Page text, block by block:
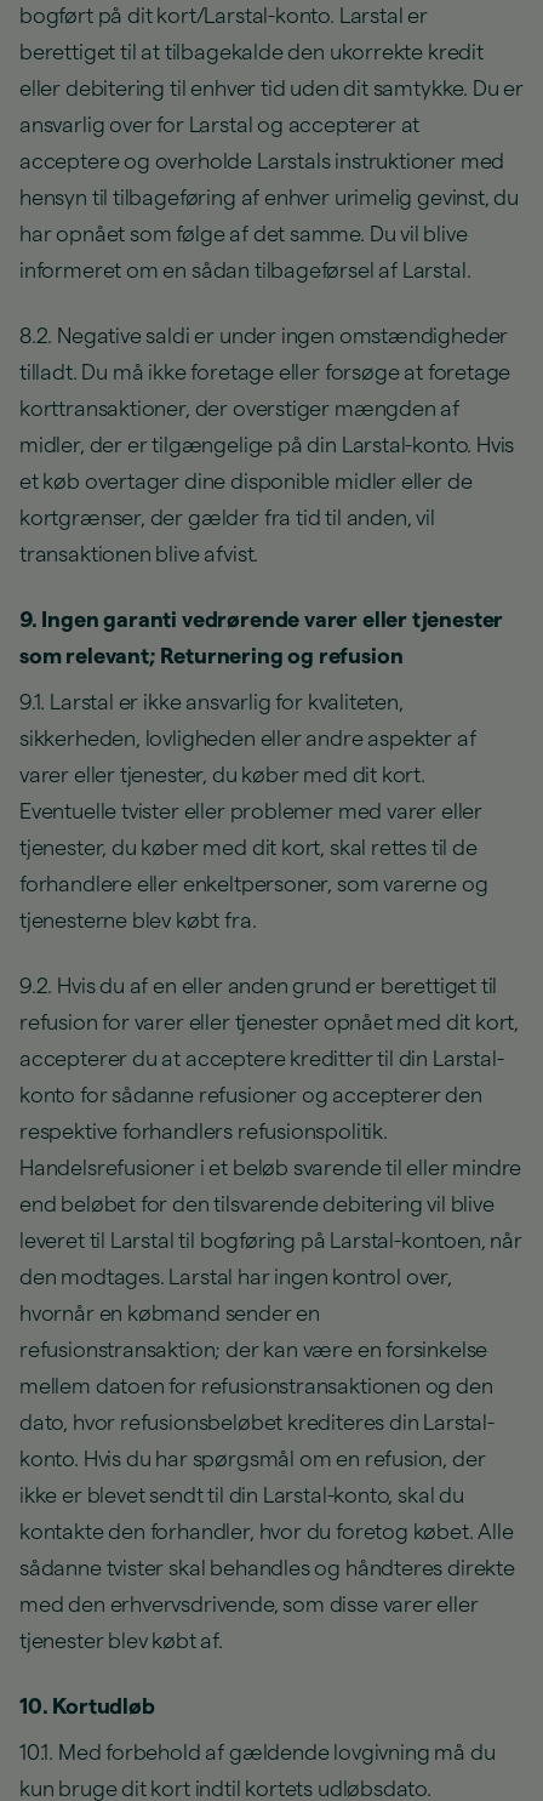
bogført på dit kort/Larstal-konto. Larstal er
berettiget til at tilbagekalde den ukorrekte kredit
eller debitering til enhver tid uden dit samtykke. Du er
ansvarlig over for Larstal og accepterer at
acceptere og overholde Larstals instruktioner med
hensyn til tilbageføring af enhver urimelig gevinst, du
har opnået som følge af det samme. Du vil blive
informeret om en sådan tilbageførsel af Larstal.
8.2. Negative saldi er under ingen omstændigheder
tilladt. Du må ikke foretage eller forsøge at foretage
korttransaktioner, der overstiger mængden af
midler, der er tilgængelige på din Larstal-konto. Hvis
et køb overtager dine disponible midler eller de
kortgrænser, der gælder fra tid til anden, vil
transaktionen blive afvist.
9. Ingen garanti vedrørende varer eller tjenester
som relevant; Returnering og refusion
9.1. Larstal er ikke ansvarlig for kvaliteten,
sikkerheden, lovligheden eller andre aspekter af
varer eller tjenester, du køber med dit kort.
Eventuelle tvister eller problemer med varer eller
tjenester, du køber med dit kort, skal rettes til de
forhandlere eller enkeltpersoner, som varerne og
tjenesterne blev købt fra.
9.2. Hvis du af en eller anden grund er berettiget til
refusion for varer eller tjenester opnået med dit kort,
accepterer du at acceptere kreditter til din Larstal-
konto for sådanne refusioner og accepterer den
respektive forhandlers refusionspolitik.
Handelsrefusioner i et beløb svarende til eller mindre
end beløbet for den tilsvarende debitering vil blive
leveret til Larstal til bogføring på Larstal-kontoen, når
den modtages. Larstal har ingen kontrol over,
hvornår en købmand sender en
refusionstransaktion; der kan være en forsinkelse
mellem datoen for refusionstransaktionen og den
dato, hvor refusionsbeløbet krediteres din Larstal-
konto. Hvis du har spørgsmål om en refusion, der
ikke er blevet sendt til din Larstal-konto, skal du
kontakte den forhandler, hvor du foretog købet. Alle
sådanne tvister skal behandles og håndteres direkte
med den erhvervsdrivende, som disse varer eller
tjenester blev købt af.
10. Kortudløb
10.1. Med forbehold af gældende lovgivning må du
kun bruge dit kort indtil kortets udløbsdato.